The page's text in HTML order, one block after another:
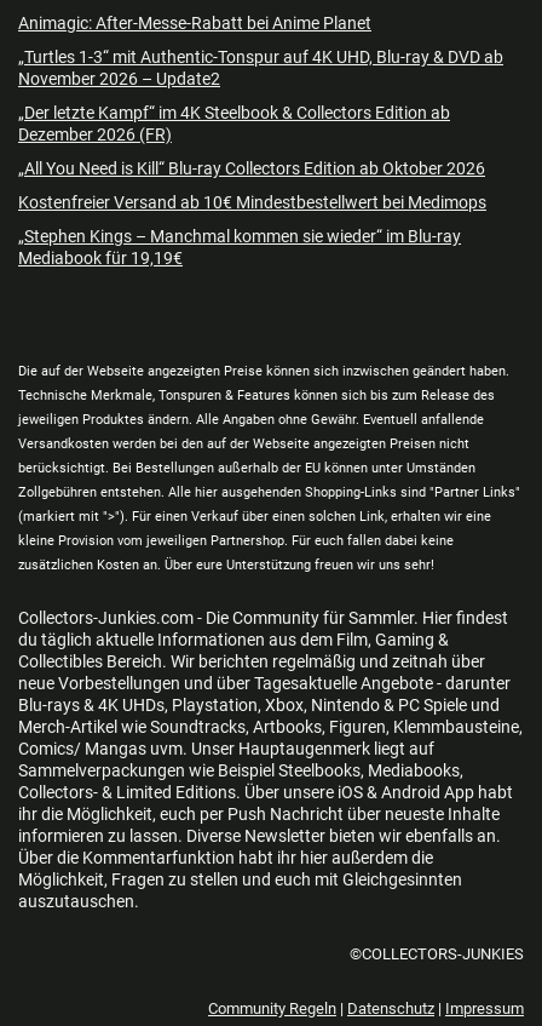
Animagic: After-Messe-Rabatt bei Anime Planet
„Turtles 1-3“ mit Authentic-Tonspur auf 4K UHD, Blu-ray & DVD ab
November 2026 – Update2
„Der letzte Kampf“ im 4K Steelbook & Collectors Edition ab
Dezember 2026 (FR)
„All You Need is Kill“ Blu-ray Collectors Edition ab Oktober 2026
Kostenfreier Versand ab 10€ Mindestbestellwert bei Medimops
„Stephen Kings – Manchmal kommen sie wieder“ im Blu-ray
Mediabook für 19,19€
Die auf der Webseite angezeigten Preise können sich inzwischen geändert haben.
Technische Merkmale, Tonspuren & Features können sich bis zum Release des
jeweiligen Produktes ändern. Alle Angaben ohne Gewähr. Eventuell anfallende
Versandkosten werden bei den auf der Webseite angezeigten Preisen nicht
berücksichtigt. Bei Bestellungen außerhalb der EU können unter Umständen
Zollgebühren entstehen. Alle hier ausgehenden Shopping-Links sind "Partner Links"
(markiert mit ">"). Für einen Verkauf über einen solchen Link, erhalten wir eine
kleine Provision vom jeweiligen Partnershop. Für euch fallen dabei keine
zusätzlichen Kosten an. Über eure Unterstützung freuen wir uns sehr!
Collectors-Junkies.com - Die Community für Sammler. Hier findest
du täglich aktuelle Informationen aus dem Film, Gaming &
Collectibles Bereich. Wir berichten regelmäßig und zeitnah über
neue Vorbestellungen und über Tagesaktuelle Angebote - darunter
Blu-rays & 4K UHDs, Playstation, Xbox, Nintendo & PC Spiele und
Merch-Artikel wie Soundtracks, Artbooks, Figuren, Klemmbausteine,
Comics/ Mangas uvm. Unser Hauptaugenmerk liegt auf
Sammelverpackungen wie Beispiel Steelbooks, Mediabooks,
Collectors- & Limited Editions. Über unsere iOS & Android App habt
ihr die Möglichkeit, euch per Push Nachricht über neueste Inhalte
informieren zu lassen. Diverse Newsletter bieten wir ebenfalls an.
Über die Kommentarfunktion habt ihr hier außerdem die
Möglichkeit, Fragen zu stellen und euch mit Gleichgesinnten
auszutauschen.
©COLLECTORS-JUNKIES
Community Regeln | Datenschutz | Impressum